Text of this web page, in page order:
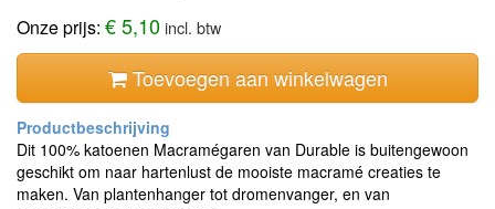
Onze prijs: € 5,10incl. btw
Toevoegen aan winkelwagen
Dit 100% katoenen Macramégaren van Durable is buitengewoon
geschikt om naar hartenlust de mooiste macramé creaties te
maken. Van plantenhanger tot dromenvanger, en van